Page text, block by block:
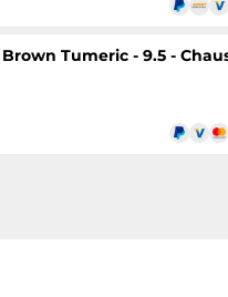
Tumeric - 9.5 -